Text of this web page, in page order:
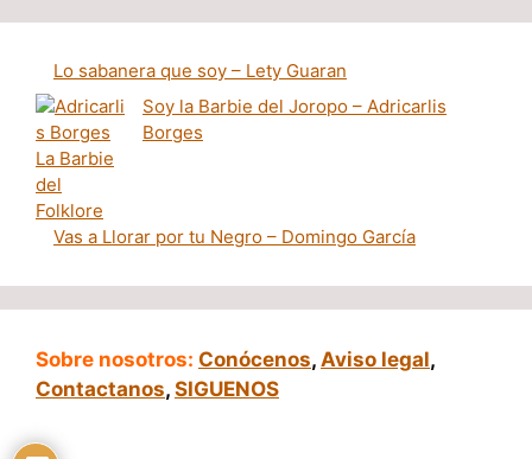
Lo sabanera que soy – Lety Guaran
Soy la Barbie del Joropo – Adricarlis
Borges
Vas a Llorar por tu Negro – Domingo García
Sobre nosotros: Conócenos, Aviso legal,
Contactanos, SIGUENOS